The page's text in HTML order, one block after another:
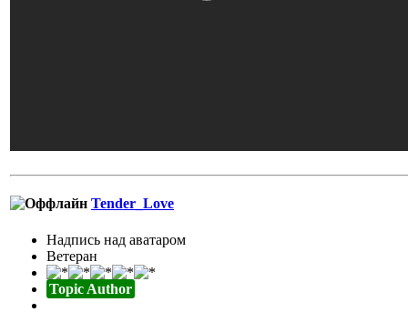
Tender_Love
Надпись над аватаром
Ветеран
Topic Author